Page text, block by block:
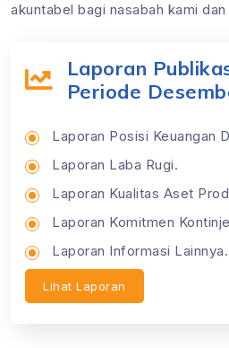
akuntabel bagi nasabah kami
Laporan
Periode
Laporan Posisi Keuangan
Laporan Laba Rugi.
Laporan Kualitas Aset
Laporan Komitmen
Laporan Informasi Lainnya.
Lihat Laporan